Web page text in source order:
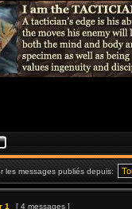
les messages publiés depuis:
1 [ 4 messages ]